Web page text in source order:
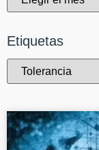
Etiquetas